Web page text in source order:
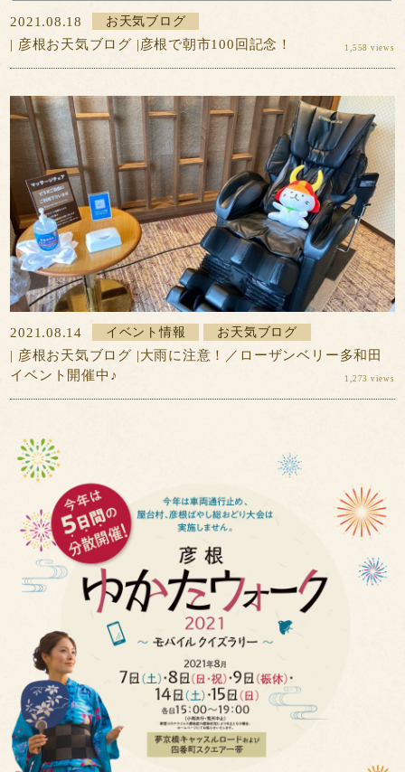
2021.08.18 お天気ブログ
| 彦根お天気ブログ |彦根で朝市100回記念！ 1,558 views
2021.08.14 イベント情報 お天気ブログ
| 彦根お天気ブログ |大雨に注意！／ローザンベリー多和田
イベント開催中♪
1,273 views